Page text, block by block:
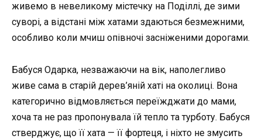
живемо в невеликому містечку на Поділлі, де зими
суворі, а відстані між хатами здаються безмежними,
особливо коли мчиш опівночі засніженими дорогами.
Бабуся Одарка, незважаючи на вік, наполегливо
живе сама в старій дерев’яній хаті на околиці. Вона
категорично відмовляється переїжджати до мами,
хоча та не раз пропонувала їй тепло та турботу. Бабуся
стверджує, що її хата — її фортеця, і ніхто не змусить